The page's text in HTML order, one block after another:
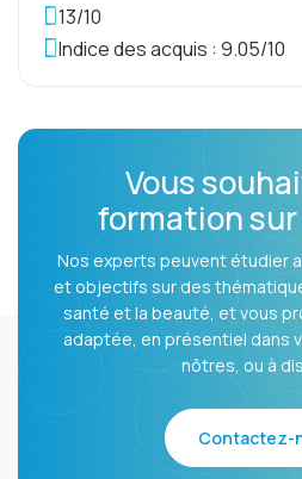
13/10
Indice des acquis : 9.05/10
Vous
formation sur
Nos experts peuvent étudier
et objectifs sur des
santé et la beauté, et vous
adaptée, en présentiel dans
nôtres, ou à
Contactez-